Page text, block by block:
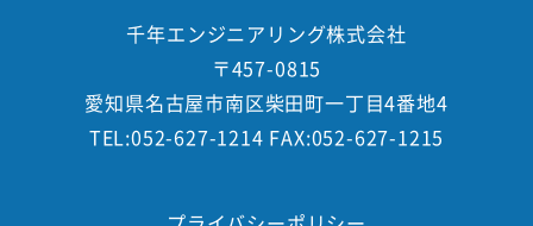
千年エンジニアリング株式会社
〒457-0815
愛知県名古屋市南区柴田町一丁目4番地4
TEL:052-627-1214 FAX:052-627-1215